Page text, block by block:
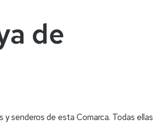
de
senderos de esta Comarca. Todas ellas